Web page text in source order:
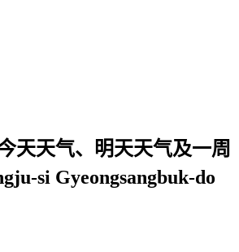
天天气、明天天气及一周
si Gyeongsangbuk-do